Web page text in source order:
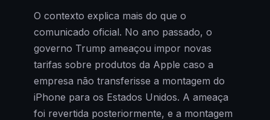
O contexto explica mais do que o
comunicado oficial. No ano passado, o
governo Trump ameaçou impor novas
tarifas sobre produtos da Apple caso a
empresa não transferisse a montagem do
iPhone para os Estados Unidos. A ameaça
foi revertida posteriormente, e a montagem